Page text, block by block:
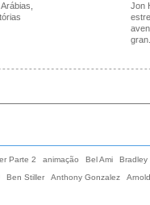
Jon
Parte 2 animação Bel Ami
Bradley
Ben Stiller Anthony Gonzalez